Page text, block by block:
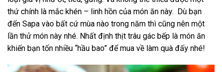
thứ chính là mắc khén – linh hồn của món ăn này. Dù bạn
đến Sapa vào bất cứ mùa nào trong năm thì cũng nên một
lần thử món này nhé. Nhất định thịt trâu gác bếp là món ăn
khiến bạn tốn nhiều “hầu bao” để mua về làm quà đấy nhé!